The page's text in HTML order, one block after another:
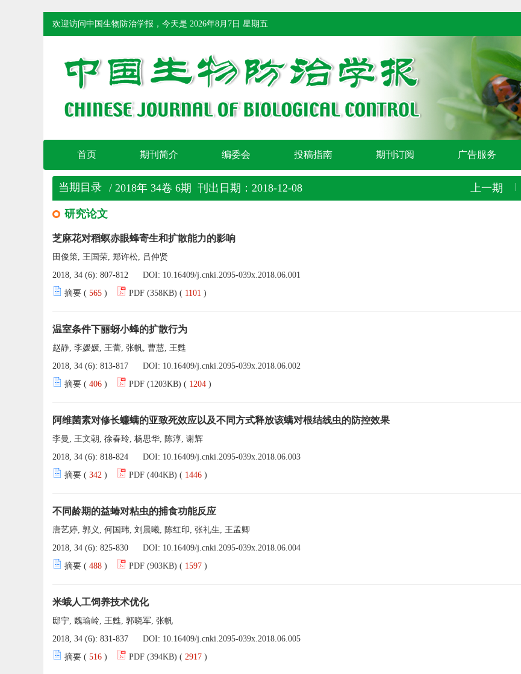
欢迎访问中国生物防治学报，今天是 2026年8月7日 星期五
首页 期刊简介 编委会 投稿指南 期刊订阅 广告服务
当期目录 / 2018年 34卷 6期 刊出日期：2018-12-08 上一期
研究论文
芝麻花对稻螟赤眼蜂寄生和扩散能力的影响
田俊策, 王国荣, 郑许松, 吕仲贤
2018, 34 (6): 807-812
DOI: 10.16409/j.cnki.2095-039x.2018.06.001
摘要 ( 565 ) PDF (358KB) ( 1101 )
温室条件下丽蚜小蜂的扩散行为
赵静, 李媛媛, 王蕾, 张帆, 曹慧, 王甦
2018, 34 (6): 813-817
DOI: 10.16409/j.cnki.2095-039x.2018.06.002
摘要 ( 406 ) PDF (1203KB) ( 1204 )
阿维菌素对修长蠊螨的亚致死效应以及不同方式释放该螨对根结线虫的防控效果
李曼, 王文朝, 徐春玲, 杨思华, 陈淳, 谢辉
2018, 34 (6): 818-824
DOI: 10.16409/j.cnki.2095-039x.2018.06.003
摘要 ( 342 ) PDF (404KB) ( 1446 )
不同龄期的益蝽对粘虫的捕食功能反应
唐艺婷, 郭义, 何国玮, 刘晨曦, 陈红印, 张礼生, 王孟卿
2018, 34 (6): 825-830
DOI: 10.16409/j.cnki.2095-039x.2018.06.004
摘要 ( 488 ) PDF (903KB) ( 1597 )
米蛾人工饲养技术优化
邸宁, 魏瑜岭, 王甦, 郭晓军, 张帆
2018, 34 (6): 831-837
DOI: 10.16409/j.cnki.2095-039x.2018.06.005
摘要 ( 516 ) PDF (394KB) ( 2917 )